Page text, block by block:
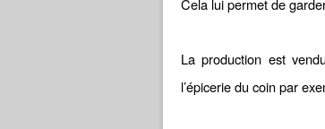
Cela lui permet de
La production est
l’épicerie du coin par